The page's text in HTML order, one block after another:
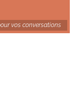
vos conversations